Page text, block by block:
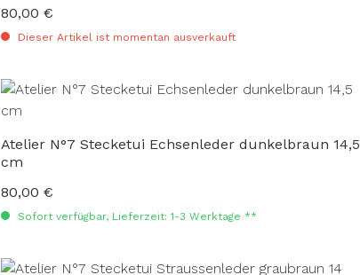
Regulärer Preis:
80,00 €
Dieser Artikel ist momentan ausverkauft
Atelier N°7 Stecketui Echsenleder dunkelbraun 14,5
cm
Regulärer Preis:
80,00 €
Sofort verfügbar, Lieferzeit: 1-3 Werktage **